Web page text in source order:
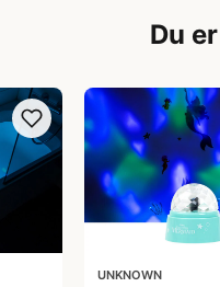
Du
UNKNOWN